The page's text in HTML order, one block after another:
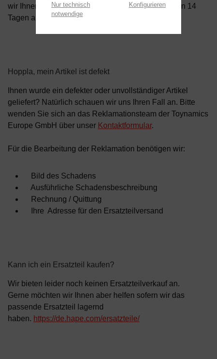
wir Ihnen den entsprechenden Betrag innerhalb von 14
Tagen auf Ihre ursprüngliche Zahlungsform gut.
Hoppla, mein Artikel ist defekt
Ihnen wurde ein defekter oder unvollständiger Artikel
geliefert? Natürlich schauen wir uns Ihren Fall an. Bitte
wenden Sie sich an das Reklamationsteam der Toynamics
Europe GmbH über unser Kontaktformular.
Für die Bearbeitung der Reklamation benötigen wir:
Bild des Schadens
Ausführliche Schadensbeschreibung
Rechnung / Quittung
Ihre Adresse für den Ersatzteilversand
Kann ich ein Ersatzteil kaufen?
Wir bieten leider noch keinen Ersatzteilverkauf an.
Gerne möchten wir Ihnen aber helfen sofern wir das
passende Ersatzteil lagernd
haben. https://de.hape.com/ersatzteile/
Nur technisch
notwendige
Konfigurieren